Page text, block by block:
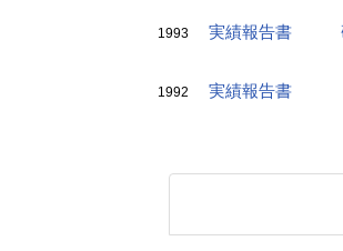
1993 実績報告書
1992 実績報告書